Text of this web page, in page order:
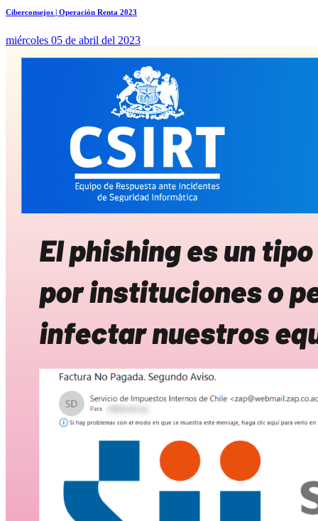
Ciberconsejos | Operación Renta 2023
miércoles 05 de abril del 2023